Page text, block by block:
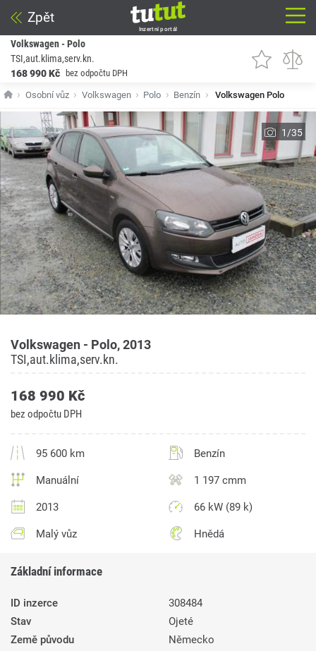
Zpět
Inzertní portál
Volkswagen - Polo
TSI,aut.klima,serv.kn.
168 990 Kč
bez odpočtu DPH
Osobní vůz Volkswagen Polo Benzín Volkswagen Polo
1/35
Volkswagen - Polo, 2013
TSI,aut.klima,serv.kn.
168 990 Kč
bez odpočtu DPH
95 600 km Benzín
Manuální 1 197 cmm
2013 66 kW (89 k)
Malý vůz Hnědá
Základní informace
ID inzerce
308484
Stav
Ojeté
Země původu
Německo